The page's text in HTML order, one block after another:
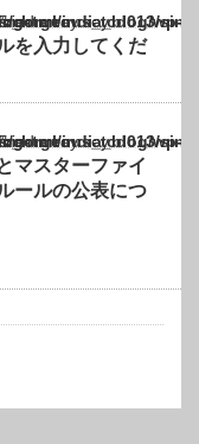
inindia_blog/wp-content/themes/
を入力してくだ
inindia_blog/wp-content/themes/
マスターファイ
ールの公表につ